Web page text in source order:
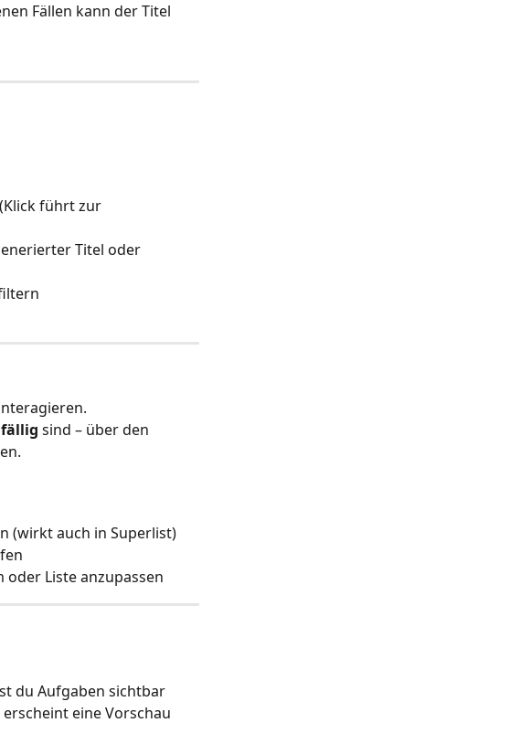
Fällen kann der Titel
führt zur
Titel oder
sind – über den
(wirkt auch in Superlist)
oder Liste anzupassen
du Aufgaben sichtbar
eine Vorschau